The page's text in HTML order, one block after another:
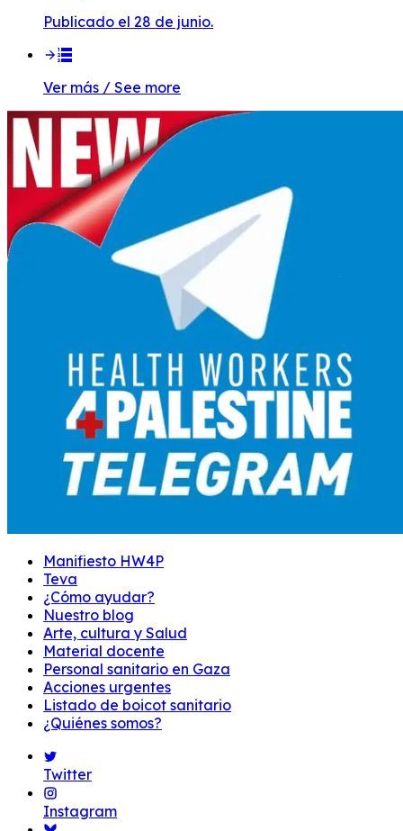
Publicado el 28 de junio.
Ver más / See more
Manifiesto HW4P
Teva
¿Cómo ayudar?
Nuestro blog
Arte, cultura y Salud
Material docente
Personal sanitario en Gaza
Acciones urgentes
Listado de boicot sanitario
¿Quiénes somos?
Twitter
Instagram